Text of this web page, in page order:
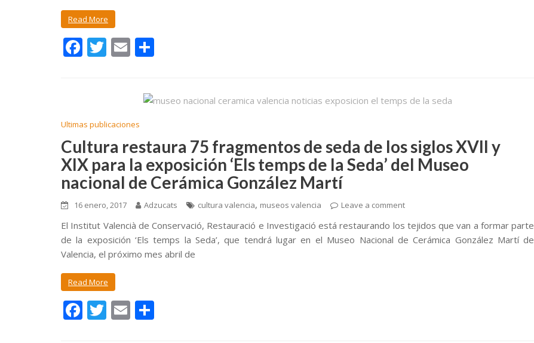
Read More
F
o
o
k
T E
p
ti
r
Ultimas publicaciones
Cultura restaura 75 fragmentos de seda de los siglos XVII y
XIX para la exposición ‘Els temps de la Seda’ del Museo
nacional de Cerámica González Martí
16 enero, 2017 Adzucats cultura valencia, museos valencia Leave a comment
El Institut Valencià de Conservació, Restauració e Investigació está restaurando los tejidos que van a formar parte
de la exposición ‘Els temps la Seda’, que tendrá lugar en el Museo Nacional de Cerámica González Martí de
Valencia, el próximo mes abril de
Read More
F
ac
T
w
E
m